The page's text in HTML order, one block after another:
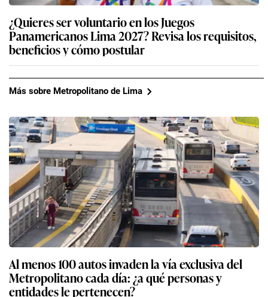
¿Quieres ser voluntario en los Juegos
Panamericanos Lima 2027? Revisa los requisitos,
beneficios y cómo postular
Más sobre Metropolitano de Lima
Al menos 100 autos invaden la vía exclusiva del
Metropolitano cada día: ¿a qué personas y
entidades le pertenecen?